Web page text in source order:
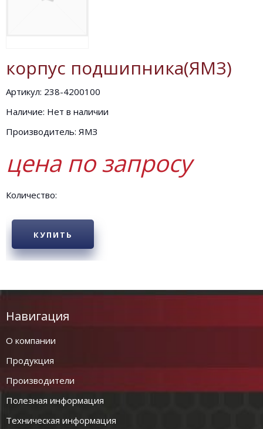
корпус подшипника(ЯМЗ)
Артикул: 238-4200100
Наличие: Нет в наличии
Производитель: ЯМЗ
цена по запросу
Количество:
КУПИТЬ
Навигация
О компании
Продукция
Производители
Полезная информация
Техническая информация